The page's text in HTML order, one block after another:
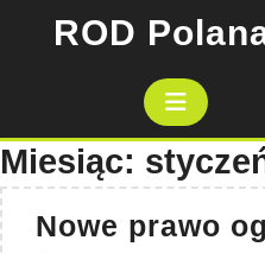
ROD
Miesiąc:
Nowe prawo